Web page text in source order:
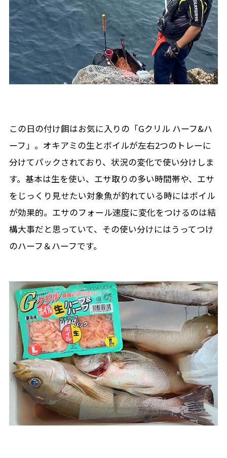
この日の付け餌はお気に入りの「Gクリル ハーフ&ハ
ーフ」。オキアミの生とボイルが左右2つのトレーに
分けてパックされており、状況の変化で使い分けしま
す。基本は生を使い、エサ取りの多い時間帯や、エサ
をじっくり見せたい対象魚が釣れている時にはボイル
が効果的。エサのフォール速度に変化をつけるのは結
構大事だと思っていて、その使い分けにはうってつけ
のハーフ＆ハーフです。